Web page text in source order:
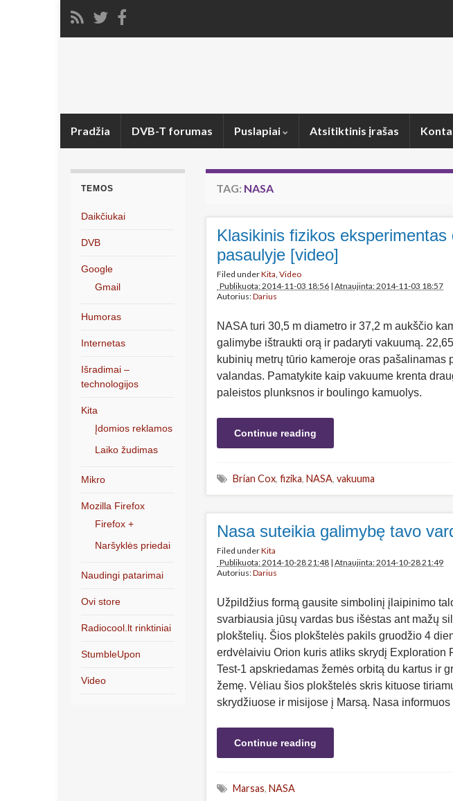
Pradžia DVB-T forumas Puslapiai Atsitiktinis įrašas
TAG: NASA
Klasikinis fizikos
pasaulyje [video]
Filed underKita, Video
Publikuota: 2014-11-03 18:56 | Atnaujinta: 2014-11-03 18:57
Autorius:Darius
NASA turi 30,5 m diametro ir 37,2 m aukščio
galimybe ištraukti orą ir padaryti vakuumą.
kubinių metrų tūrio kameroje oras pašalinamas
valandas. Pamatykite kaip vakuume krenta
paleistos plunksnos ir boulingo kamuolys.
Continue reading
Brian Cox, fizika, NASA, vakuuma
Nasa suteikia galimybę tavo
Filed underKita
Publikuota: 2014-10-28 21:48 | Atnaujinta: 2014-10-28 21:49
Autorius:Darius
Užpildžius formą gausite simbolinį įlaipinimo
svarbiausia jūsų vardas bus išėstas ant mažų
plokštelių. Šios plokštelės pakils gruodžio 4
erdvėlaiviu Orion kuris atliks skrydį Exploration
Test-1 apskriedamas žemės orbitą du kartus ir
žemę. Vėliau šios plokštelės skris kituose
skrydžiuose ir misijose į Marsą. Nasa
Continue reading
Marsas, NASA
TEMOS
Daikčiukai
DVB
Google
Gmail
Humoras
Internetas
Išradimai –
technologijos
Kita
Įdomios reklamos
Laiko žudimas
Mikro
Mozilla Firefox
Firefox +
Naršyklės priedai
Naudingi patarimai
Ovi store
Radiocool.lt rinktiniai
StumbleUpon
Video